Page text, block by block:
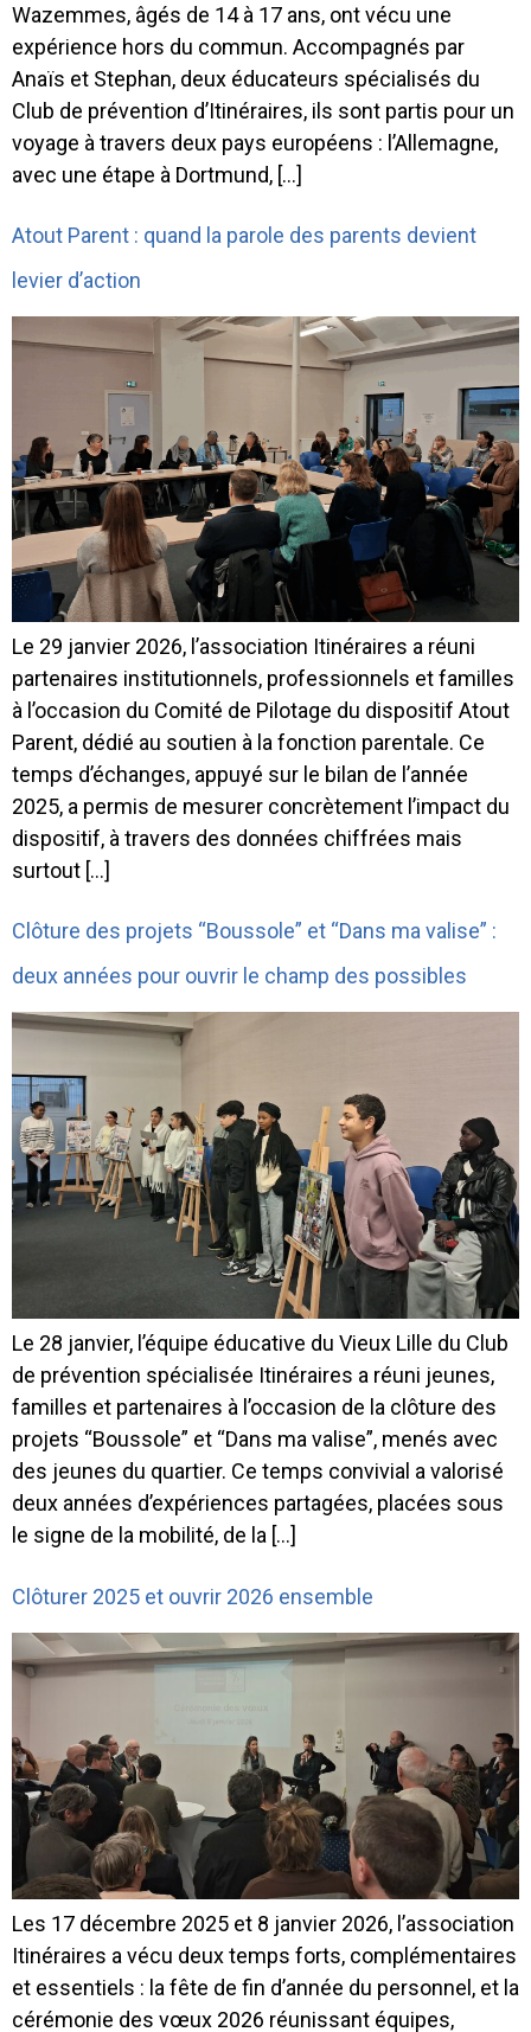
Wazemmes, âgés de 14 à 17 ans, ont vécu une
expérience hors du commun. Accompagnés par
Anaïs et Stephan, deux éducateurs spécialisés du
Club de prévention d’Itinéraires, ils sont partis pour un
voyage à travers deux pays européens : l’Allemagne,
avec une étape à Dortmund, […]
Atout Parent : quand la parole des parents devient
levier d’action
Le 29 janvier 2026, l’association Itinéraires a réuni
partenaires institutionnels, professionnels et familles
à l’occasion du Comité de Pilotage du dispositif Atout
Parent, dédié au soutien à la fonction parentale. Ce
temps d’échanges, appuyé sur le bilan de l’année
2025, a permis de mesurer concrètement l’impact du
dispositif, à travers des données chiffrées mais
surtout […]
Clôture des projets “Boussole” et “Dans ma valise” :
deux années pour ouvrir le champ des possibles
Le 28 janvier, l’équipe éducative du Vieux Lille du Club
de prévention spécialisée Itinéraires a réuni jeunes,
familles et partenaires à l’occasion de la clôture des
projets “Boussole” et “Dans ma valise”, menés avec
des jeunes du quartier. Ce temps convivial a valorisé
deux années d’expériences partagées, placées sous
le signe de la mobilité, de la […]
Clôturer 2025 et ouvrir 2026 ensemble
Les 17 décembre 2025 et 8 janvier 2026, l’association
Itinéraires a vécu deux temps forts, complémentaires
et essentiels : la fête de fin d’année du personnel, et la
cérémonie des vœux 2026 réunissant équipes,